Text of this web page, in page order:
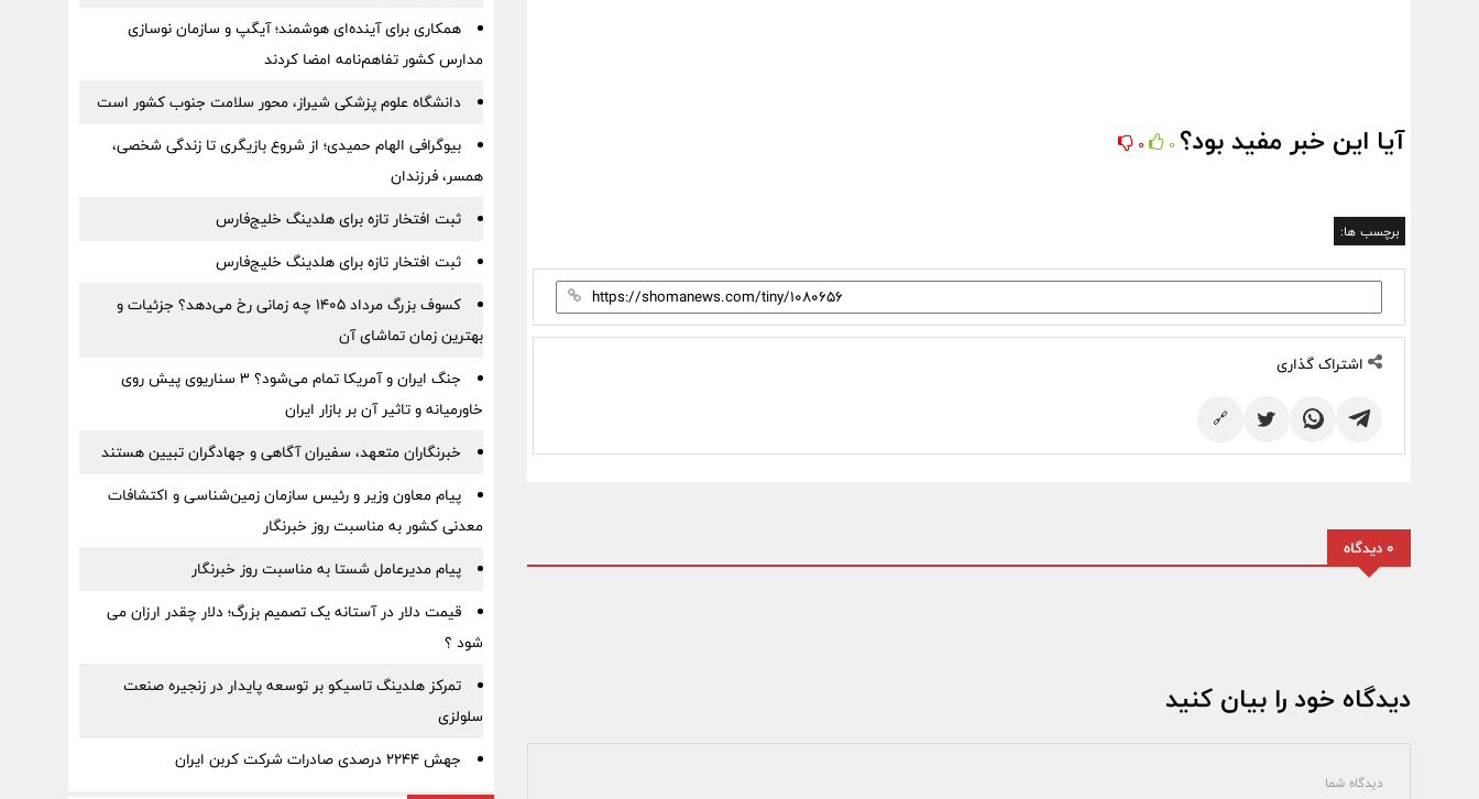
آیا این خبر مفید بود؟ 0
0
برچسب ها:
اشتراک گذاری
🔗
0 دیدگاه
دیدگاه خود را بیان کنید
همکاری برای آینده‌ای هوشمند؛ آیگپ و سازمان نوسازی
مدارس کشور تفاهم‌نامه امضا کردند
دانشگاه علوم پزشکی شیراز، محور سلامت جنوب کشور است
بیوگرافی الهام حمیدی؛ از شروع بازیگری تا زندگی شخصی،
همسر، فرزندان
ثبت افتخار تازه برای هلدینگ خلیج‌فارس
ثبت افتخار تازه برای هلدینگ خلیج‌فارس
کسوف بزرگ مرداد ۱۴۰۵ چه زمانی رخ می‌دهد؟ جزئیات و
بهترین زمان تماشای آن
جنگ ایران و آمریکا تمام می‌شود؟ ۳ سناریوی پیش روی
خاورمیانه و تاثیر آن بر بازار ایران
خبرنگاران متعهد، سفیران آگاهی و جهادگران تبیین هستند
پیام معاون وزیر و رئیس سازمان زمین‌شناسی و اکتشافات
معدنی کشور به مناسبت روز خبرنگار
پیام مدیرعامل شستا به مناسبت روز خبرنگار
قیمت دلار در آستانه یک تصمیم بزرگ؛ دلار چقدر ارزان می
شود ؟
تمرکز هلدینگ تاسیکو بر توسعه پایدار در زنجیره صنعت
سلولزی
جهش ۲۲۴۴ درصدی صادرات شرکت کربن ایران